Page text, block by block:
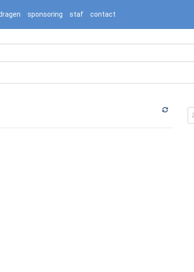
search.php on line 276
sponsoring staf contact